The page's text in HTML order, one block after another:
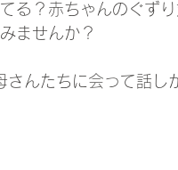
る？赤ちゃんのぐずり
ませんか？
んたちに会って話し